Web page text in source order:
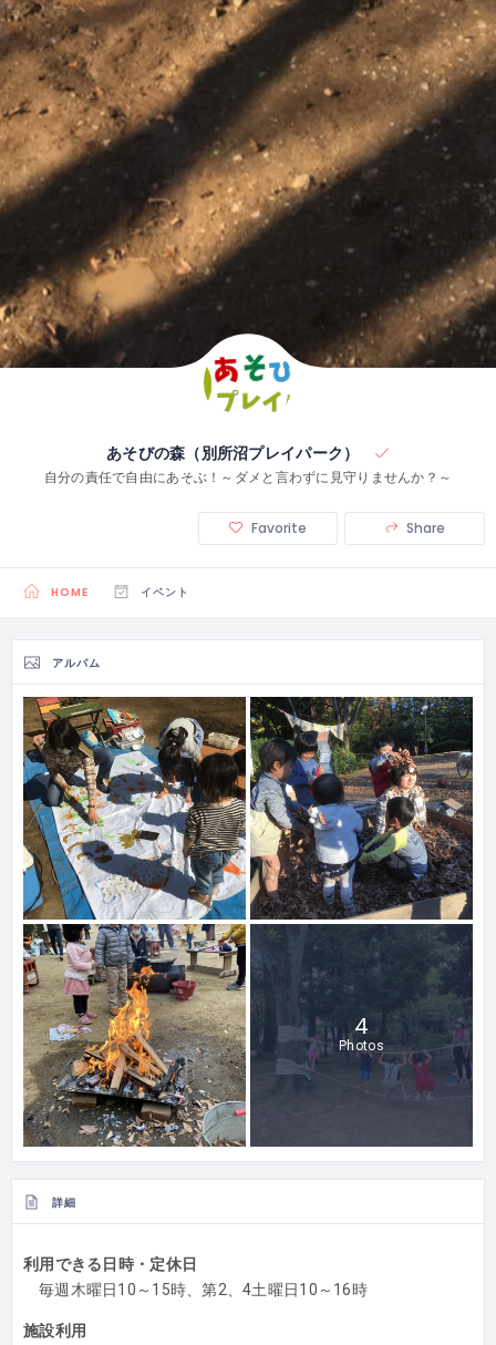
あそびの森（別所沼プレイパーク）
自分の責任で自由にあそぶ！～ダメと言わずに見守りませんか？～
Favorite Share
HOME イベント
アルバム
4
Photos
詳細
利用できる日時・定休日
毎週木曜日10～15時、第2、4土曜日10～16時
施設利用